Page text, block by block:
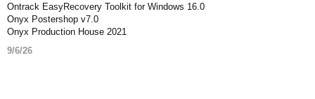
Ontrack EasyRecovery Toolkit for Windows 16.0
Onyx Postershop v7.0
Onyx Production House 2021
9/6/26